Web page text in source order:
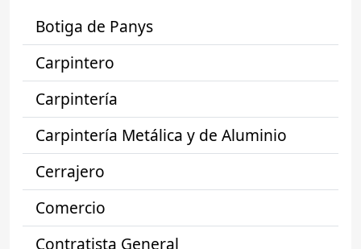
Botiga de Panys
Carpintero
Carpintería
Carpintería Metálica y de Aluminio
Cerrajero
Comercio
Contratista General